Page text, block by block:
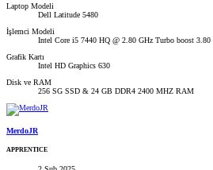
Laptop Modeli
Dell Latitude 5480
İşlemci Modeli
Intel Core i5 7440 HQ @ 2.80 GHz Turbo boost 3.80
Grafik Kartı
Intel HD Graphics 630
Disk ve RAM
256 SG SSD & 24 GB DDR4 2400 MHZ RAM
MerdoJR
APPRENTICE